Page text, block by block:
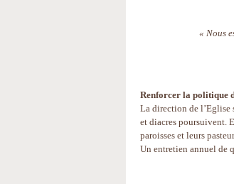
« Nous
Renforcer la politique
La direction de l’Eglise
et diacres poursuivent.
paroisses et leurs
Un entretien annuel de